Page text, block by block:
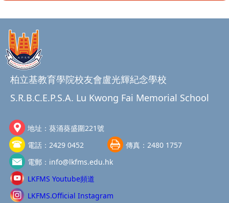
柏立基教育學院校友會盧光輝紀念學校
S.R.B.C.E.P.S.A. Lu Kwong Fai Memorial School
地址： 葵涌葵盛圍221號
電話： 2429 0452 傳真： 2480 1757
電郵： info@lkfms.edu.hk
LKFMS Youtube頻道
LKFMS.Official Instagram